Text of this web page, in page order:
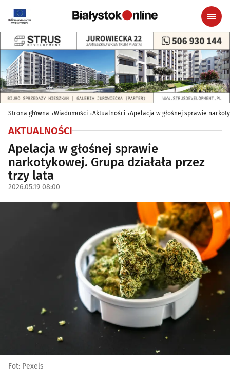
Strona główna Wiadomości Aktualności Apelacja w głośnej sprawie
AKTUALNOŚCI
Apelacja w głośnej sprawie
narkotykowej. Grupa działała przez
trzy lata
2026.05.19 08:00
Fot: Pexels